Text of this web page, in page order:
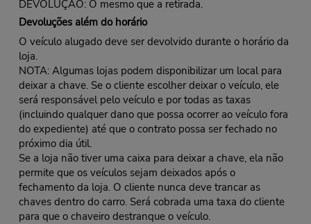
DEVOLUÇÃO: O mesmo que a retirada.
Devoluções além do horário
O veículo alugado deve ser devolvido durante o horário da
loja.
NOTA: Algumas lojas podem disponibilizar um local para
deixar a chave. Se o cliente escolher deixar o veículo, ele
será responsável pelo veículo e por todas as taxas
(incluindo qualquer dano que possa ocorrer ao veículo fora
do expediente) até que o contrato possa ser fechado no
próximo dia útil.
Se a loja não tiver uma caixa para deixar a chave, ela não
permite que os veículos sejam deixados após o
fechamento da loja. O cliente nunca deve trancar as
chaves dentro do carro. Será cobrada uma taxa do cliente
para que o chaveiro destranque o veículo.